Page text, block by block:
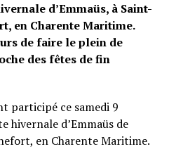
d’Emmaüs, à Saint-
en Charente Maritime.
de faire le plein de
des fêtes de fin
participé ce samedi 9
hivernale d’Emmaüs de
en Charente Maritime.